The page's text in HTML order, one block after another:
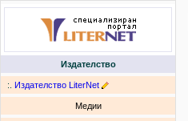
Издателство
:. Издателство LiterNet
Медии